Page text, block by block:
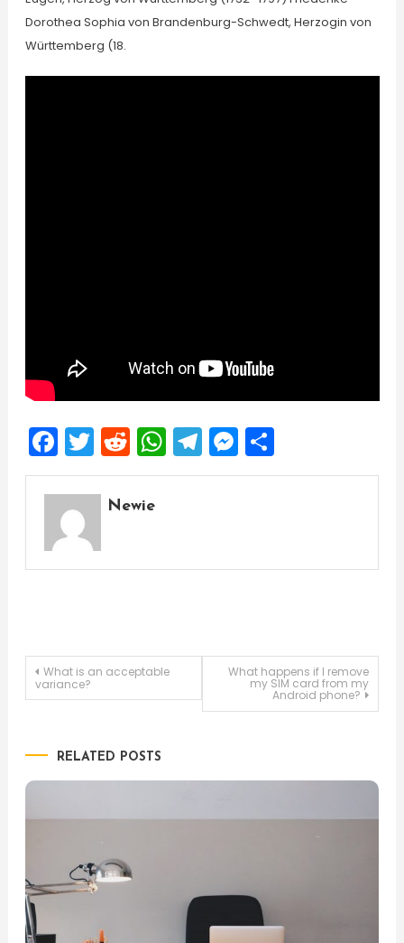
Dorothea Sophia von Brandenburg-Schwedt, Herzogin von
Württemberg (18.
Facebook
Twitter
Reddit
WhatsApp
Telegram
Messenger
Share
Newie
Post
What is an acceptable
variance?
What happens if I remove
my SIM card from my
Android phone?
RELATED POSTS